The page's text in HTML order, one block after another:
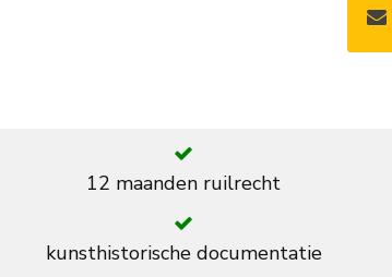
12 maanden ruilrecht
kunsthistorische documentatie